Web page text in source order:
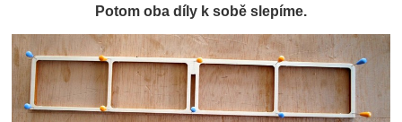
Potom oba díly k sobě slepíme.